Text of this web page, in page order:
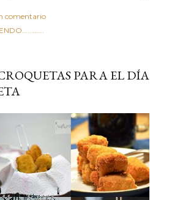
frutos secos fritos o snacks
de grasas saturadas y sodio?
Sin embargo, cuidarse no tiene
crujientes al horno van a cambiar
de ver las legumbres. Olvídate de
a los guisos tradicionales y
Con esta receta simple pero
un ingrediente tan
de La Bañeza en un snack ligero,
y 100% natural. Es el
frutos se...
comentario
PARA EL DÍA